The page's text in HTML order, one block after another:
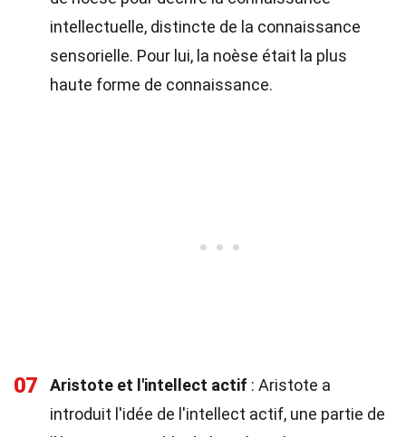
intellectuelle, distincte de la connaissance
sensorielle. Pour lui, la noèse était la plus
haute forme de connaissance.
07 Aristote et l'intellect actif : Aristote a
introduit l'idée de l'intellect actif, une partie de